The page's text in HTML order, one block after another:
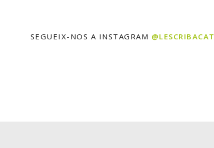
SEGUEIX-NOS A INSTAGRAM @LESCRIBACAT